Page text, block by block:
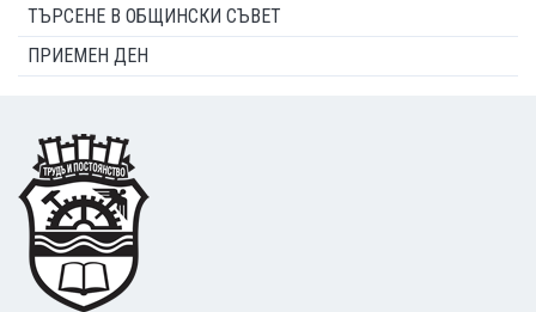
ТЪРСЕНЕ В ОБЩИНСКИ СЪВЕТ
ПРИЕМЕН ДЕН
Footer